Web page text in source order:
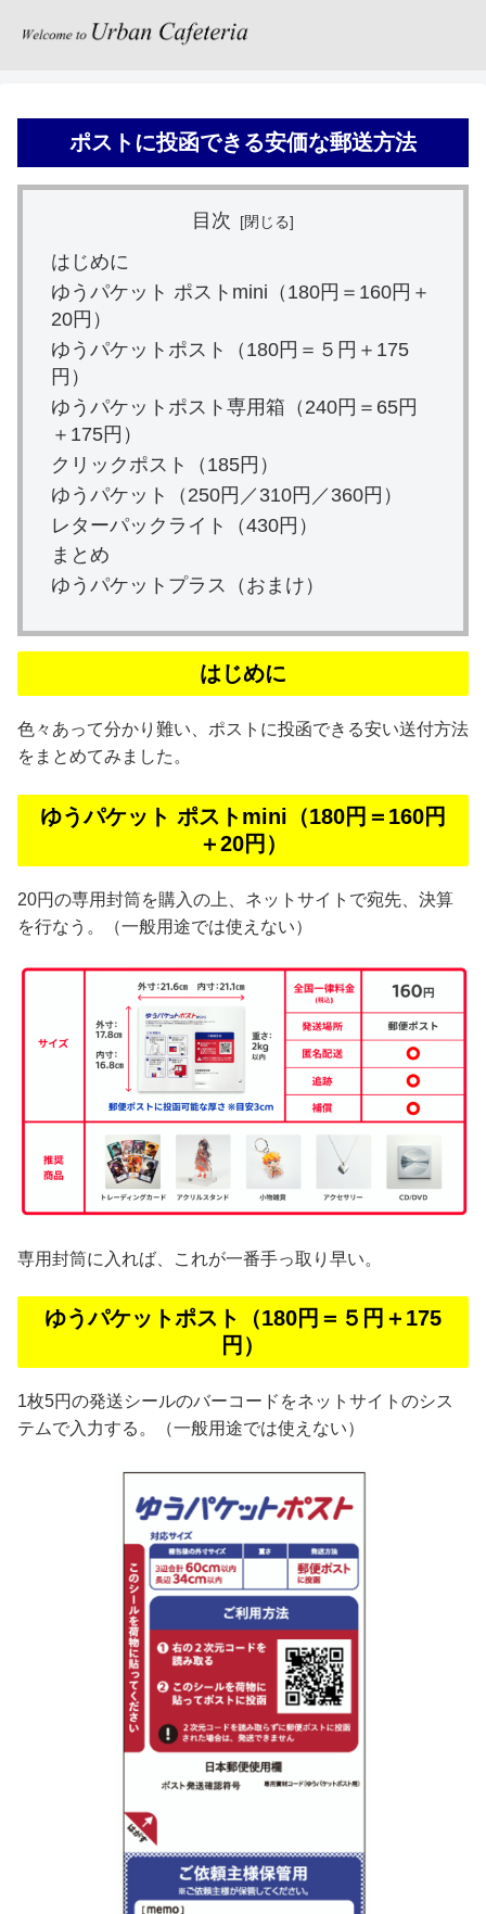
ポストに投函できる安価な郵送方法
目次
はじめに
ゆうパケット ポストmini（180円＝160円＋
20円）
ゆうパケットポスト（180円＝５円＋175
円）
ゆうパケットポスト専用箱（240円＝65円
＋175円）
クリックポスト（185円）
ゆうパケット（250円／310円／360円）
レターパックライト（430円）
まとめ
ゆうパケットプラス（おまけ）
はじめに
色々あって分かり難い、ポストに投函できる安い送付方法
をまとめてみました。
ゆうパケット ポストmini（180円＝160円
＋20円）
20円の専用封筒を購入の上、ネットサイトで宛先、決算
を行なう。（一般用途では使えない）
専用封筒に入れば、これが一番手っ取り早い。
ゆうパケットポスト（180円＝５円＋175
円）
1枚5円の発送シールのバーコードをネットサイトのシス
テムで入力する。（一般用途では使えない）